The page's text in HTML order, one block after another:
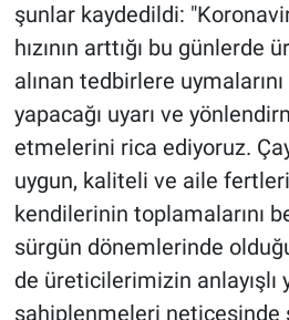
şunlar kaydedildi:
hızının arttığı bu günlerde
alınan tedbirlere
yapacağı uyarı ve
etmelerini rica ediyoruz.
uygun, kaliteli ve aile
kendilerinin toplamalarını
sürgün dönemlerinde
de üreticilerimizin anlayışlı
sahiplenmeleri neticesinde